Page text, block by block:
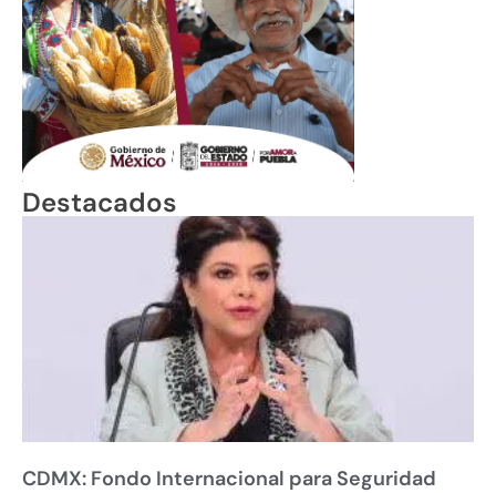
Destacados
CDMX: Fondo Internacional para Seguridad